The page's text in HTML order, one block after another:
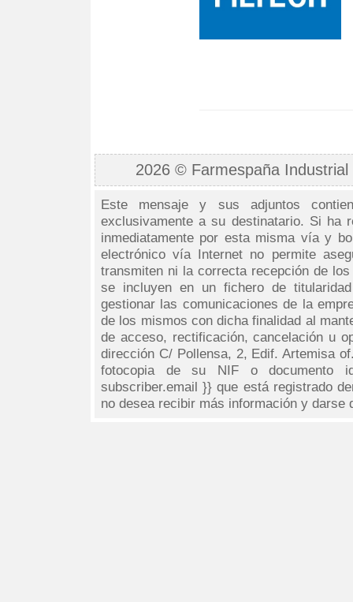
2026 © Farmespaña
Este mensaje y sus adjuntos
exclusivamente a su destinatario. Si ha
inmediatamente por esta misma vía y
electrónico vía Internet no permite
transmiten ni la correcta recepción de
se incluyen en un fichero de
gestionar las comunicaciones de la
de los mismos con dicha finalidad al
de acceso, rectificación, cancelación u
dirección C/ Pollensa, 2, Edif. Artemisa
fotocopia de su NIF o documento
subscriber.email }} que está registrado
no desea recibir más información y